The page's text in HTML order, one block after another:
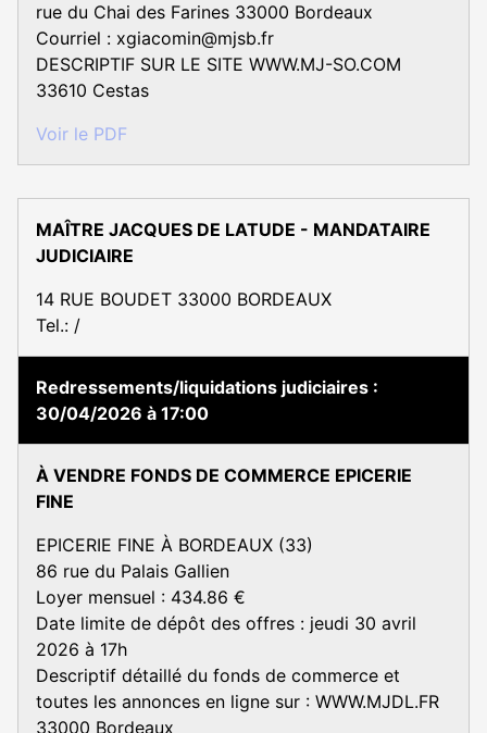
rue du Chai des Farines 33000 Bordeaux
Courriel : xgiacomin@mjsb.fr
DESCRIPTIF SUR LE SITE WWW.MJ-SO.COM
33610 Cestas
Voir le PDF
MAÎTRE JACQUES DE LATUDE - MANDATAIRE
JUDICIAIRE
14 RUE BOUDET 33000 BORDEAUX
Tel.: /
Redressements/liquidations judiciaires
30/04/2026 à 17:00
À VENDRE FONDS DE COMMERCE EPICERIE
FINE
EPICERIE FINE À BORDEAUX (33)
86 rue du Palais Gallien
Loyer mensuel : 434.86 €
Date limite de dépôt des offres : jeudi 30 avril
2026 à 17h
Descriptif détaillé du fonds de commerce et
toutes les annonces en ligne sur : WWW.MJDL.FR
33000 Bordeaux